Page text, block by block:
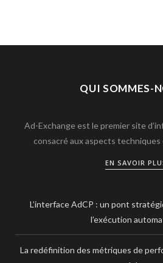
QUI SOMMES-
Ad-Exchange est le premier site
consacré aux aspects
EN SAVOIR
L’interface AdCP : un pont
l’exécution
La redéfinition des métriques de